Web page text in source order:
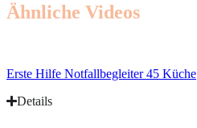
Ähnliche Videos
Erste Hilfe Notfallbegleiter 45 Küche
Details